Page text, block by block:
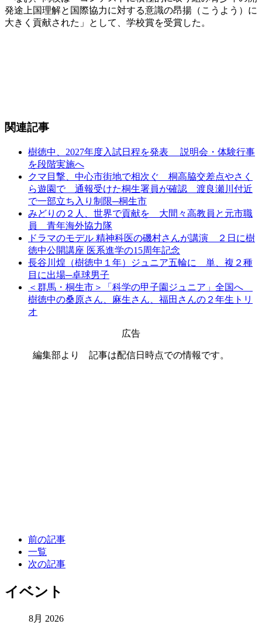
発途上国理解と国際協力に対する意識の昂揚（こうよう）に
大きく貢献された」として、学校賞を受賞した。
関連記事
樹徳中、2027年度入試日程を発表 説明会・体験行事
を段階実施へ
クマ目撃、中心市街地で相次ぐ 桐高脇交差点やさく
ら遊園で 通報受けた桐生署員が確認 渡良瀬川付近
で一部立ち入り制限─桐生市
みどりの２人、世界で貢献を 大間々高教員と元市職
員 青年海外協力隊
ドラマのモデル 精神科医の磯村さんが講演 ２日に樹
徳中公開講座 医系進学の15周年記念
長谷川煌（樹徳中１年）ジュニア五輪に 単、複２種
目に出場─卓球男子
＜群馬・桐生市＞「科学の甲子園ジュニア」全国へ
樹徳中の桑原さん、麻生さん、福田さんの２年生トリ
オ
広告
編集部より 記事は配信日時点での情報です。
前の記事
一覧
次の記事
イベント
8月 2026